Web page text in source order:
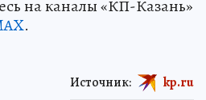
на каналы «КП-Казань»
.
Источник: kp.ru